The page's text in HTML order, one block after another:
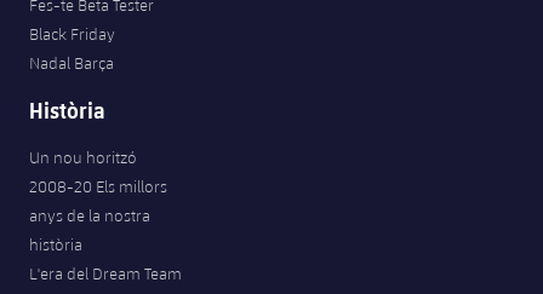
Fes-te Beta Tester
Black Friday
Nadal Barça
Història
Un nou horitzó
2008-20 Els millors
anys de la nostra
història
L'era del Dream Team